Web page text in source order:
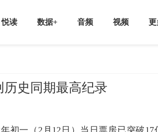
悦读 数据+ 音频 视频 更
史同期最高纪录
初一（2月12日）当日票房已突破17